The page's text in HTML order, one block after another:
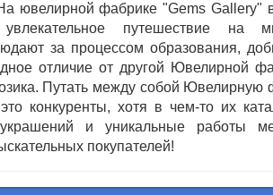
ювелирной фабрике "Gems Gallery"
путешествие на
за процессом образования,
отличие от другой Ювелирной
Путать между собой
конкуренты, хотя в чем-то их
украшений и уникальные работы
покупателей!